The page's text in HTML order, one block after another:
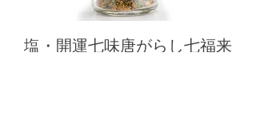
塩・開運七味唐がらし七福来